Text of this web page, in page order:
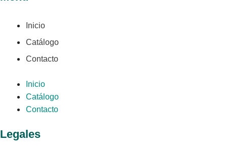
Inicio
Catálogo
Contacto
Inicio
Catálogo
Contacto
Legales